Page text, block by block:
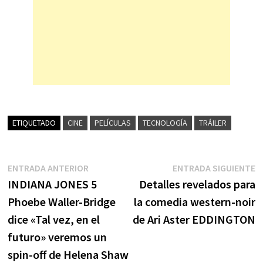
ETIQUETADO CINE PELÍCULAS TECNOLOGÍA TRÁILER
Navegación
de
entradas
ENTRADA ANTERIOREntrada
anterior:
INDIANA JONES 5
Phoebe Waller-Bridge
dice «Tal vez, en el
futuro» veremos un
spin-off de Helena Shaw
ENTRADA SIGUIENTE
Detalles revelados para
la comedia western-noir
de Ari Aster EDDINGTON